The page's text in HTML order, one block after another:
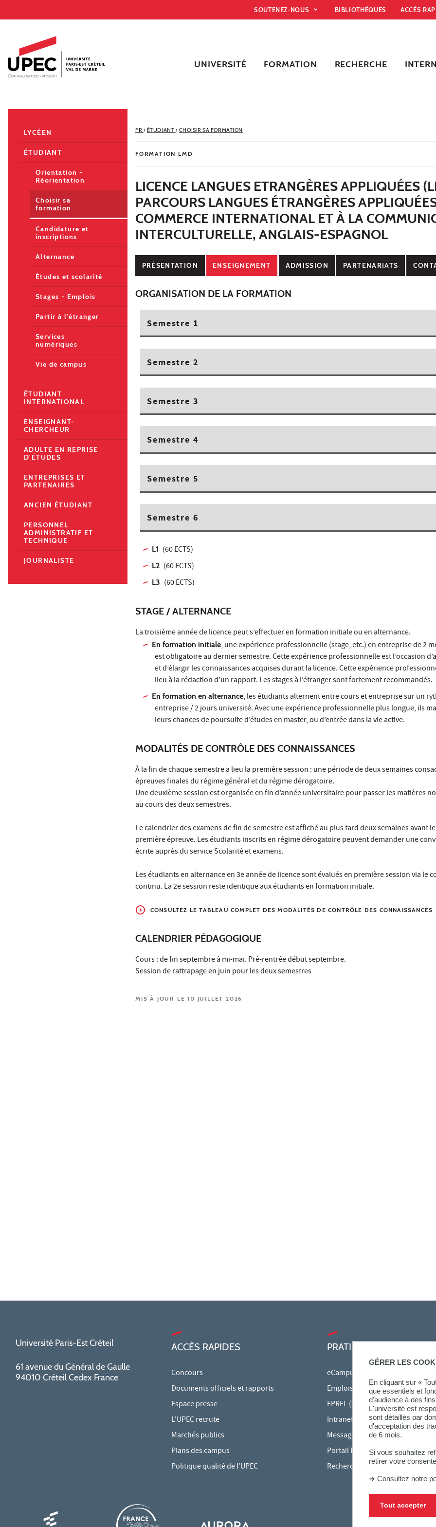
GÉRER LES
En cliquant sur «
que essentiels et
d'audience à des
L'université est
sont détaillés par
d'acceptation des
de 6 mois.
Si vous souhaitez
retirer votre
➜ Consultez notre
Tout accepter
Accès directs
Recherche
Navigation secondaire
SOUTENEZ-NOUS BIBLIOTHÈQUES ACCÈS
UNIVERSITÉ FORMATION RECHERCHE
FR › ÉTUDIANT › CHOISIR SA FORMATION
FORMATION LMD
LICENCE LANGUES ETRANGÈRES APPLIQUÉES
PARCOURS LANGUES ÉTRANGÈRES
COMMERCE INTERNATIONAL ET À LA
INTERCULTURELLE, ANGLAIS-ESPAGNOL
PRÉSENTATION ENSEIGNEMENT ADMISSION PARTENARIATS
ORGANISATION DE LA FORMATION
Semestre 1
Semestre 2
Semestre 3
Semestre 4
Semestre 5
Semestre 6
L1 (60 ECTS)
L2 (60 ECTS)
L3 (60 ECTS)
STAGE / ALTERNANCE
La troisième année de licence peut s’effectuer en formation initiale ou en alternance.
En formation initiale, une expérience professionnelle (stage, etc.) en entreprise de 2
est obligatoire au dernier semestre. Cette expérience professionnelle est l’occasion
et d’élargir les connaissances acquises durant la licence. Cette expérience
lieu à la rédaction d’un rapport. Les stages à l’étranger sont fortement recommandés.
En formation en alternance, les étudiants alternent entre cours et entreprise sur un
entreprise / 2 jours université. Avec une expérience professionnelle plus longue, ils
leurs chances de poursuite d’études en master, ou d’entrée dans la vie active.
MODALITÉS DE CONTRÔLE DES CONNAISSANCES
À la fin de chaque semestre a lieu la première session : une période de deux semaines
épreuves finales du régime général et du régime dérogatoire.
Une deuxième session est organisée en fin d’année universitaire pour passer les matières
au cours des deux semestres.
Le calendrier des examens de fin de semestre est affiché au plus tard deux semaines avant
première épreuve. Les étudiants inscrits en régime dérogatoire peuvent demander une
écrite auprès du service Scolarité et examens.
Les étudiants en alternance en 3e année de licence sont évalués en première session via le
continu. La 2e session reste identique aux étudiants en formation initiale.
CONSULTEZ LE TABLEAU COMPLET DES MODALITÉS DE CONTRÔLE DES CONNAISSANCES
CALENDRIER PÉDAGOGIQUE
Cours : de fin septembre à mi-mai. Pré-rentrée début septembre.
Session de rattrapage en juin pour les deux semestres
MIS À JOUR LE 10 JUILLET 2026
LYCÉEN
ÉTUDIANT
Orientation -
Réorientation
Choisir sa
formation
Candidature et
inscriptions
Alternance
Études et scolarité
Stages - Emplois
Partir à l'étranger
Services
numériques
Vie de campus
ÉTUDIANT
INTERNATIONAL
ENSEIGNANT-
CHERCHEUR
ADULTE EN REPRISE
D'ÉTUDES
ENTREPRISES ET
PARTENAIRES
ANCIEN ÉTUDIANT
PERSONNEL
ADMINISTRATIF ET
TECHNIQUE
JOURNALISTE
Université Paris-Est Créteil
61 avenue du Général de Gaulle
94010 Créteil Cedex France
ACCÈS RAPIDES
Concours
Documents officiels et rapports
Espace presse
L'UPEC recrute
Marchés publics
Plans des campus
Politique qualité de l'UPEC
PRATIQUE
eCampus
Emplois du temps en ligne
EPREL (cours en ligne)
Intranet des personnels
Messagerie étudiante
Portail Bu Athéna
Rechercher une formation